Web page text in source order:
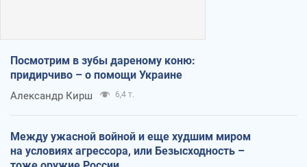
Посмотрим в зубы дареному коню:
придирчиво – о помощи Украине
Александр Кирш 6,4 т.
Между ужасной войной и еще худшим миром
на условиях агрессора, или Безысходность –